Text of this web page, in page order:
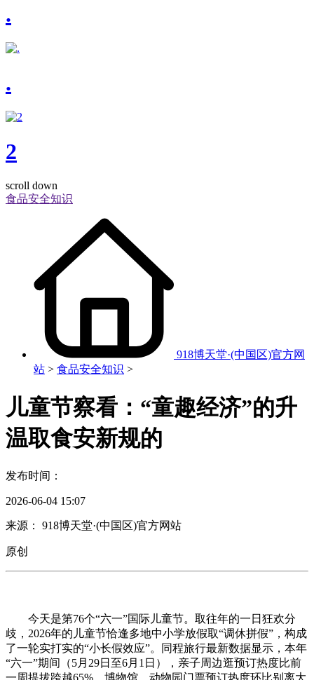
.
.
2
scroll down
食品安全知识
918博天堂·(中国区)官方网
站 > 食品安全知识 >
儿童节察看：“童趣经济”的升
温取食安新规的
发布时间：
2026-06-04 15:07
来源： 918博天堂·(中国区)官方网站
原创
今天是第76个“六一”国际儿童节。取往年的一日狂欢分
歧，2026年的儿童节恰逢多地中小学放假取“调休拼假”，构成
了一轮实打实的“小长假效应”。同程旅行最新数据显示，本年
“六一”期间（5月29日至6月1日），亲子周边逛预订热度比前
一周提拔跨越65%，博物馆、动物园门票预订热度环比别离大